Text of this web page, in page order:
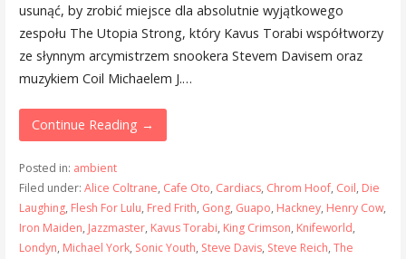
usunąć, by zrobić miejsce dla absolutnie wyjątkowego
zespołu The Utopia Strong, który Kavus Torabi współtworzy
ze słynnym arcymistrzem snookera Stevem Davisem oraz
muzykiem Coil Michaelem J.…
Continue Reading →
Posted in: ambient
Filed under: Alice Coltrane, Cafe Oto, Cardiacs, Chrom Hoof, Coil, Die
Laughing, Flesh For Lulu, Fred Frith, Gong, Guapo, Hackney, Henry Cow,
Iron Maiden, Jazzmaster, Kavus Torabi, King Crimson, Knifeworld,
Londyn, Michael York, Sonic Youth, Steve Davis, Steve Reich, The